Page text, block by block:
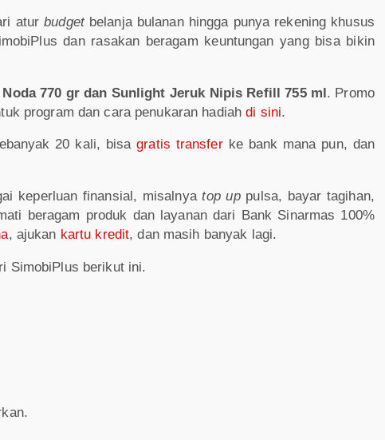
aturbudgetbelanja bulanan hingga punya rekening khusus
dan rasakan beragam keuntungan yang bisa bikin
770 gr dan Sunlight Jeruk Nipis Refill 755 ml. Promo
program dan cara penukaran hadiahdi sini.
20 kali, bisagratis transferke bank mana pun, dan
keperluan finansial, misalnyatop uppulsa, bayar tagihan,
beragam produk dan layanan dari Bank Sinarmas 100%
, ajukan kartu kredit, dan masih banyak lagi.
SimobiPlus berikut ini.